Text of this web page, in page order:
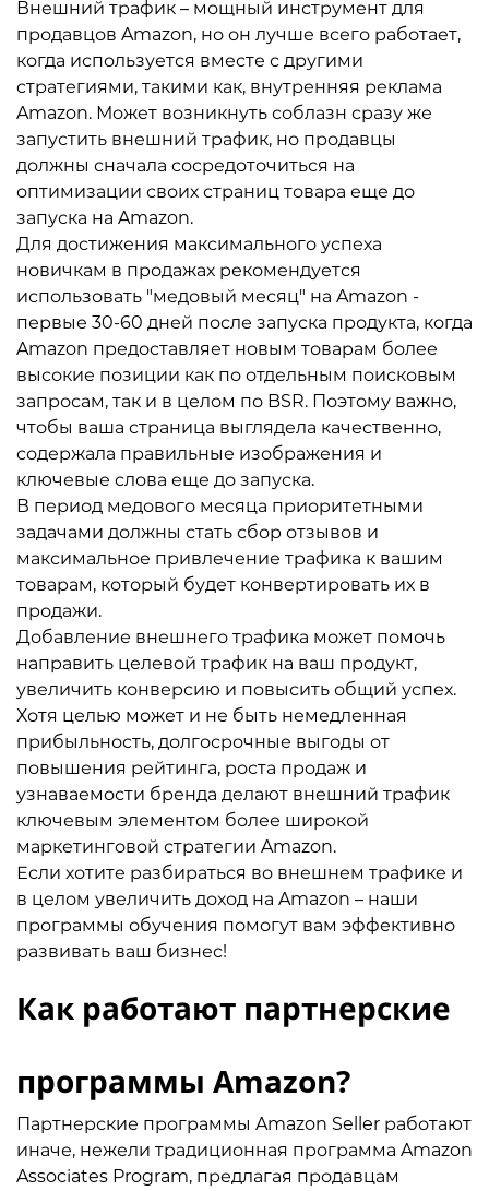
Внешний трафик – мощный инструмент для
продавцов Amazon, но он лучше всего работает,
когда используется вместе с другими
стратегиями, такими как, внутренняя реклама
Amazon. Может возникнуть соблазн сразу же
запустить внешний трафик, но продавцы
должны сначала сосредоточиться на
оптимизации своих страниц товара еще до
запуска на Amazon.
Для достижения максимального успеха
новичкам в продажах рекомендуется
использовать "медовый месяц" на Amazon -
первые 30-60 дней после запуска продукта, когда
Amazon предоставляет новым товарам более
высокие позиции как по отдельным поисковым
запросам, так и в целом по BSR. Поэтому важно,
чтобы ваша страница выглядела качественно,
содержала правильные изображения и
ключевые слова еще до запуска.
В период медового месяца приоритетными
задачами должны стать сбор отзывов и
максимальное привлечение трафика к вашим
товарам, который будет конвертировать их в
продажи.
Добавление внешнего трафика может помочь
направить целевой трафик на ваш продукт,
увеличить конверсию и повысить общий успех.
Хотя целью может и не быть немедленная
прибыльность, долгосрочные выгоды от
повышения рейтинга, роста продаж и
узнаваемости бренда делают внешний трафик
ключевым элементом более широкой
маркетинговой стратегии Amazon.
Если хотите разбираться во внешнем трафике и
в целом увеличить доход на Amazon – наши
программы обучения помогут вам эффективно
развивать ваш бизнес!
Как работают партнерские
программы Amazon?
Партнерские программы Amazon Seller работают
иначе, нежели традиционная программа Amazon
Associates Program, предлагая продавцам